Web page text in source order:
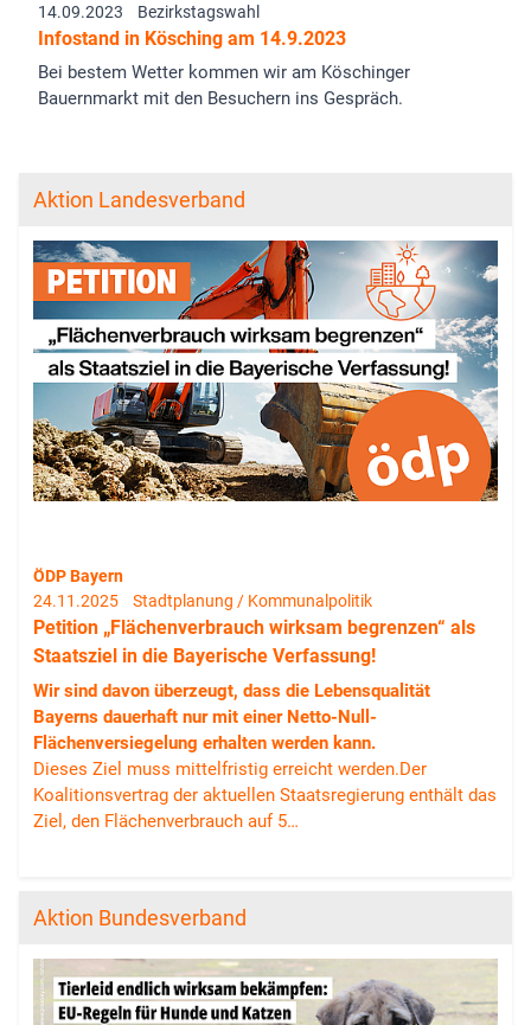
14.09.2023
Bezirkstagswahl
Infostand in Kösching am 14.9.2023
Bei bestem Wetter kommen wir am Köschinger
Bauernmarkt mit den Besuchern ins Gespräch.
Aktion Landesverband
ÖDP Bayern
24.11.2025
Stadtplanung / Kommunalpolitik
Petition „Flächenverbrauch wirksam begrenzen“ als
Staatsziel in die Bayerische Verfassung!
Wir sind davon überzeugt, dass die Lebensqualität
Bayerns dauerhaft nur mit einer Netto-Null-
Flächenversiegelung erhalten werden kann.
Dieses Ziel muss mittelfristig erreicht werden.Der
Koalitionsvertrag der aktuellen Staatsregierung enthält das
Ziel, den Flächenverbrauch auf 5…
Aktion Bundesverband